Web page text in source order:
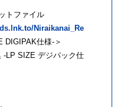
トファイル
Niraikanai_Re
仕様-＞
LP SIZE デジパック仕